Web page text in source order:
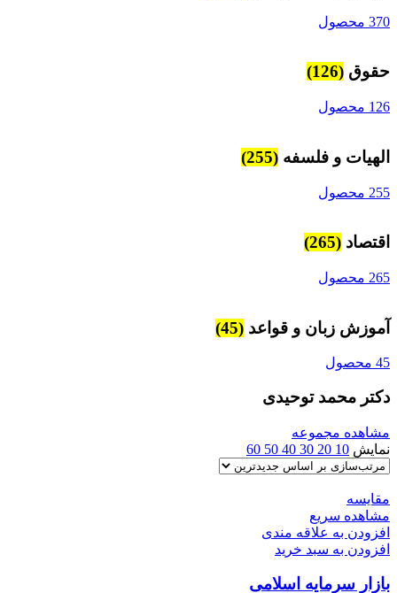
370 محصول
حقوق (126)
126 محصول
الهیات و فلسفه (255)
255 محصول
اقتصاد (265)
265 محصول
آموزش زبان و قواعد (45)
45 محصول
دکتر محمد توحیدی
مشاهده مجموعه
نمایش 10
20
30
40
50
60
مقایسه
مشاهده سریع
افزودن به علاقه مندی
افزودن به سبد خرید
بازار سرمایه اسلامی